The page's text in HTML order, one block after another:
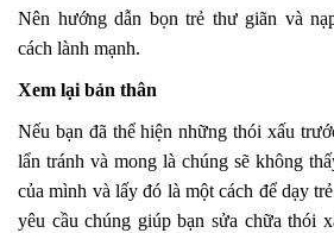
Nên hướng dẫn bọn trẻ thư giãn và
cách lành mạnh.
Xem lại bản thân
Nếu bạn đã thể hiện những thói xấu
lẩn tránh và mong là chúng sẽ không
của mình và lấy đó là một cách để dạy
yêu cầu chúng giúp bạn sửa chữa thói